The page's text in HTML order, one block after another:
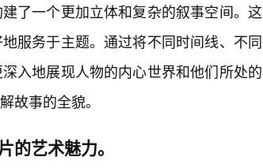
了一个更加立体和复杂的叙事空间。这
服务于主题。通过将不同时间线、不同
入地展现人物的内心世界和他们所处的
故事的全貌。
的艺术魅力。